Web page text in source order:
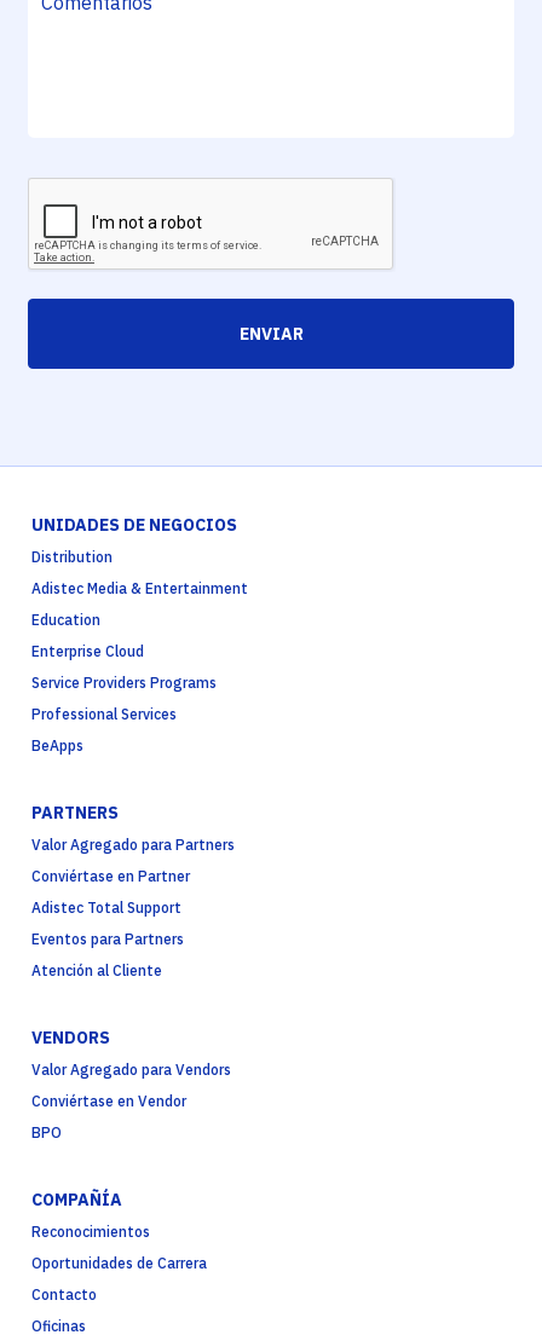
ENVIAR
UNIDADES DE NEGOCIOS
Distribution
Adistec Media & Entertainment
Education
Enterprise Cloud
Service Providers Programs
Professional Services
BeApps
PARTNERS
Valor Agregado para Partners
Conviértase en Partner
Adistec Total Support
Eventos para Partners
Atención al Cliente
VENDORS
Valor Agregado para Vendors
Conviértase en Vendor
BPO
COMPAÑÍA
Reconocimientos
Oportunidades de Carrera
Contacto
Oficinas